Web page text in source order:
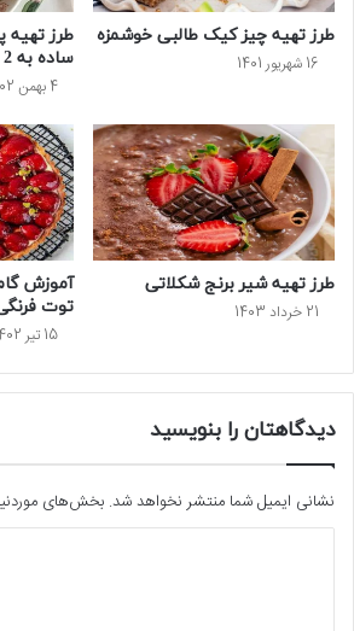
طرز تهیه چیز کیک طالبی خوشمزه
16 شهریور 1401
طرز
ساده به 2 روش
4 بهمن 1402
طرز تهیه شیر برنج شکلاتی
21 خرداد 1403
آموزش
توت
15 تیر 1402
دیدگاهتان را بنویسید
نشانی ایمیل شما منتشر نخواهد شد. بخش‌های